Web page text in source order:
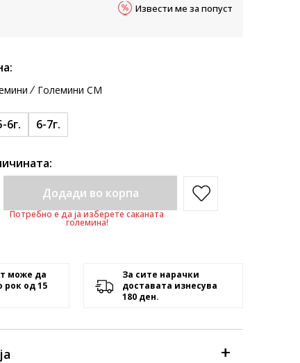
Извести ме за попуст
Големини CM
6г. 6-7г.
Додади во корпа
Потребно е да ја изберете саканата
големина!
може да
рок од 15
За сите нарачки
доставата изнесува
180 ден.